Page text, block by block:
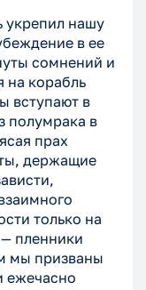
укрепил нашу
в ее
сомнений и
корабль
вступают в
полумрака в
прах
держащие
только на
пленники
мы призваны
ежечасно